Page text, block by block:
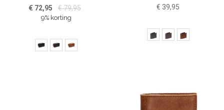
€ 72,95 € 79,95
9% korting
€ 39,95